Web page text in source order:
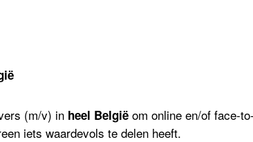
(m/v) in heel België om online en/of face-
iets waardevols te delen heeft.